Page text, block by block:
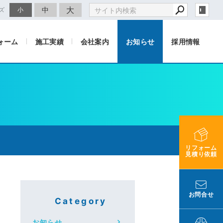
小 中 大
ーム 施工実績 会社案内 お知らせ 採用情報
リフォーム
見積り依頼
お問合せ
Category